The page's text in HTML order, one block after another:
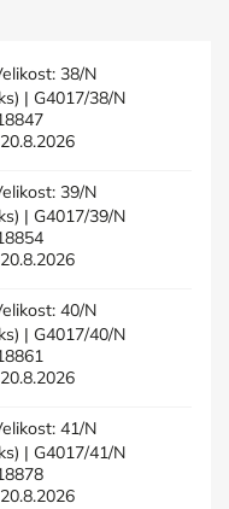
38/N
| G4017/38/N
20.8.2026
39/N
| G4017/39/N
20.8.2026
40/N
| G4017/40/N
20.8.2026
41/N
| G4017/41/N
20.8.2026